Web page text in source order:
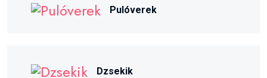
Pulóverek
Dzsekik